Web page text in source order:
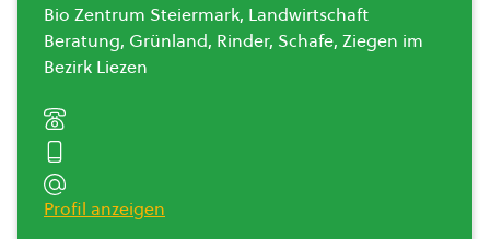
Bio Zentrum Steiermark, Landwirtschaft
Beratung, Grünland, Rinder, Schafe, Ziegen im
Bezirk Liezen
Profil anzeigen